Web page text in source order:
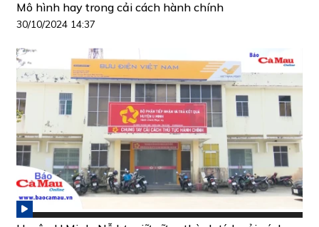
Mô hình hay trong cải cách hành chính
30/10/2024 14:37